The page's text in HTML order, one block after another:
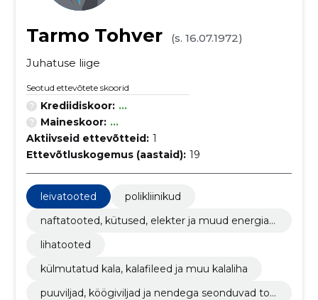
Tarmo Tohver
(s. 16.07.1972)
Juhatuse liige
Seotud ettevõtete skoorid
Krediidiskoor: ...
Maineskoor: ...
Aktiivseid ettevõtteid: 1
Ettevõtluskogemus (aastaid): 19
leivatooted
polikliinikud
naftatooted, kütused, elekter ja muud energiaal
lihatooted
külmutatud kala, kalafileed ja muu kalaliha
puuviljad, köögiviljad ja nendega seonduvad too